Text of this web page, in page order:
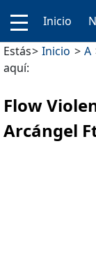
Inicio
Estás
aquí:
Inicio A
Flow
Arcángel